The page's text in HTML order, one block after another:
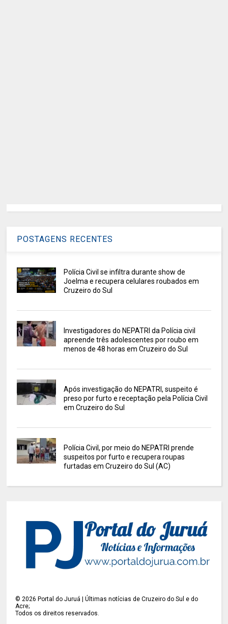
POSTAGENS RECENTES
Polícia Civil se infiltra durante show de
Joelma e recupera celulares roubados em
Cruzeiro do Sul
Investigadores do NEPATRI da Polícia civil
apreende três adolescentes por roubo em
menos de 48 horas em Cruzeiro do Sul
Após investigação do NEPATRI, suspeito é
preso por furto e receptação pela Polícia Civil
em Cruzeiro do Sul
Polícia Civil, por meio do NEPATRI prende
suspeitos por furto e recupera roupas
furtadas em Cruzeiro do Sul (AC)
©2026 Portal do Juruá | Últimas notícias de Cruzeiro do Sul e do
Acre;
Todos os direitos reservados.